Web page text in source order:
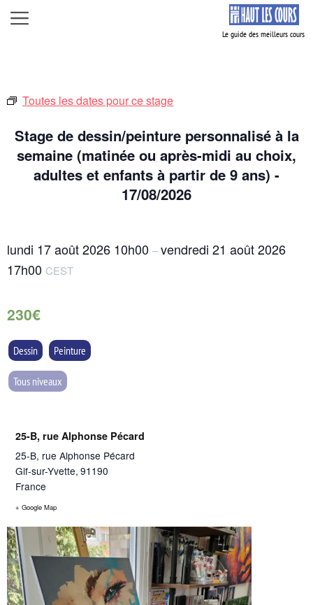
Aller
au
Menu
Toutes les dates pour ce stage
Stage de dessin/peinture personnalisé à la
semaine (matinée ou après-midi au choix,
adultes et enfants à partir de 9 ans) -
17/08/2026
lundi 17 août 2026 10h00 –vendredi 21 août 2026
17h00 CEST
230€
Dessin Peinture
Tous niveaux
25-B, rue Alphonse Pécard
25-B, rue Alphonse Pécard
Gif-sur-Yvette, 91190
France
+ Google Map